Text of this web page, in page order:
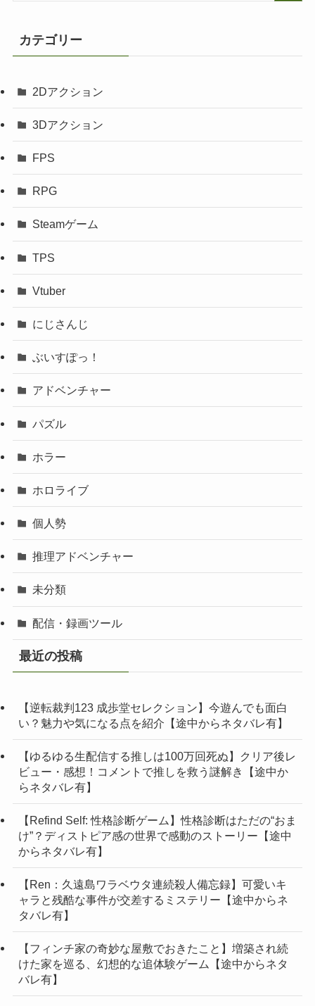
カテゴリー
2Dアクション
3Dアクション
FPS
RPG
Steamゲーム
TPS
Vtuber
にじさんじ
ぶいすぽっ！
アドベンチャー
パズル
ホラー
ホロライブ
個人勢
推理アドベンチャー
未分類
配信・録画ツール
最近の投稿
【逆転裁判123 成歩堂セレクション】今遊んでも面白
い？魅力や気になる点を紹介【途中からネタバレ有】
【ゆるゆる生配信する推しは100万回死ぬ】クリア後レ
ビュー・感想！コメントで推しを救う謎解き【途中か
らネタバレ有】
【Refind Self: 性格診断ゲーム】性格診断はただの“おま
け”？ディストピア感の世界で感動のストーリー【途中
からネタバレ有】
【Ren：久遠島ワラベウタ連続殺人備忘録】可愛いキ
ャラと残酷な事件が交差するミステリー【途中からネ
タバレ有】
【フィンチ家の奇妙な屋敷でおきたこと】増築され続
けた家を巡る、幻想的な追体験ゲーム【途中からネタ
バレ有】